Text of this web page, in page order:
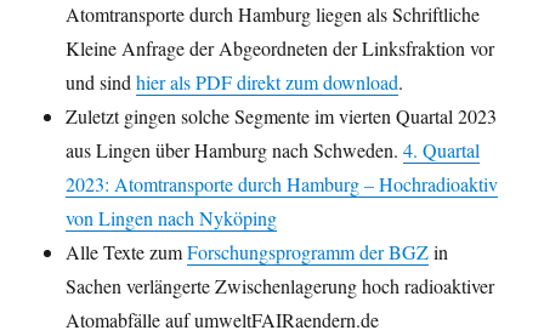
Atomtransporte durch Hamburg liegen als Schriftliche
Kleine Anfrage der Abgeordneten der Linksfraktion vor
und sindhier als PDF direkt zum download.
Zuletzt gingen solche Segmente im vierten Quartal 2023
aus Lingen über Hamburg nach Schweden.4. Quartal
2023: Atomtransporte durch Hamburg – Hochradioaktiv
von Lingen nach Nyköping
Alle Texte zumForschungsprogramm der BGZin
Sachen verlängerte Zwischenlagerung hoch radioaktiver
Atomabfälle auf umweltFAIRaendern.de